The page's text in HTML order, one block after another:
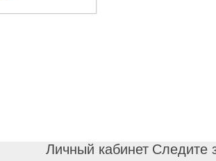
Личный кабинет Следите